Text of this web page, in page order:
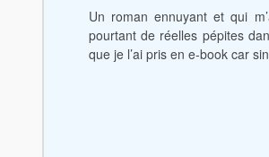
Un roman ennuyant et qui
pourtant de réelles pépites
que je l’ai pris en e-book car